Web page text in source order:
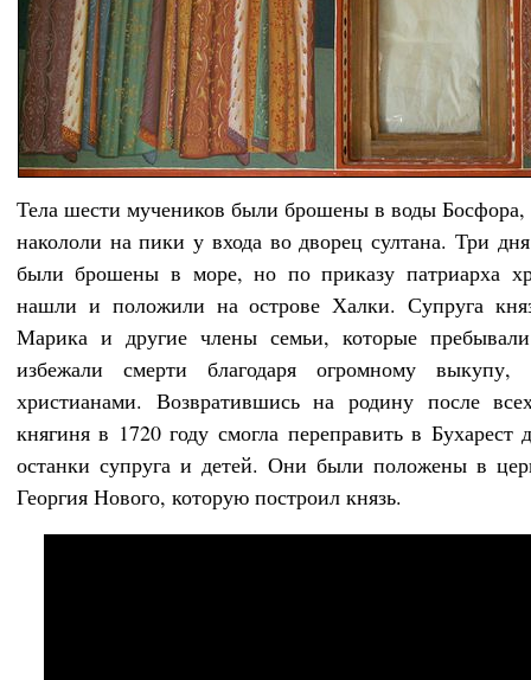
Тела шести мучеников были брошены в воды Босфора,
накололи на пики у входа во дворец султана. Три
были брошены в море, но по приказу патриарха
нашли и положили на острове Халки. Супруга
Марика и другие члены семьи, которые
избежали смерти благодаря огромному выкупу,
христианами. Возвратившись на родину после
княгиня в 1720 году смогла переправить в Бухарест
останки супруга и детей. Они были положены в
Георгия Нового, которую построил князь.